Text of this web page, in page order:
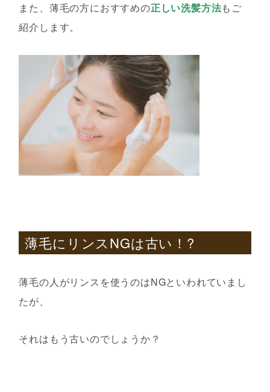
また、薄毛の方におすすめの正しい洗髪方法も ご
紹介します。
薄毛にリンスNGは古い！?
薄毛の人がリンスを使うのはNGといわれていまし
たが、
それはもう古いのでしょうか？